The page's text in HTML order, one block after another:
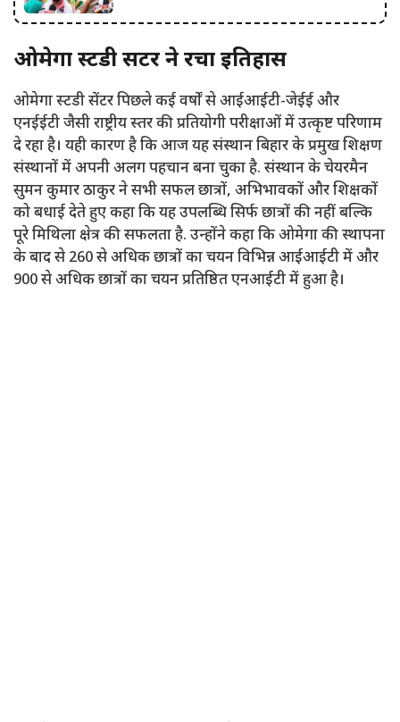
ओमेगा स्टडी सेंटर ने रचा इतिहास
ओमेगा स्टडी सेंटर पिछले कई वर्षों से आईआईटी-जेईई और
एनईईटी जैसी राष्ट्रीय स्तर की प्रतियोगी परीक्षाओं में उत्कृष्ट परिणाम
दे रहा है। यही कारण है कि आज यह संस्थान बिहार के प्रमुख शिक्षण
संस्थानों में अपनी अलग पहचान बना चुका है. संस्थान के चेयरमैन
सुमन कुमार ठाकुर ने सभी सफल छात्रों, अभिभावकों और शिक्षकों
को बधाई देते हुए कहा कि यह उपलब्धि सिर्फ छात्रों की नहीं बल्कि
पूरे मिथिला क्षेत्र की सफलता है. उन्होंने कहा कि ओमेगा की स्थापना
के बाद से 260 से अधिक छात्रों का चयन विभिन्न आईआईटी में और
900 से अधिक छात्रों का चयन प्रतिष्ठित एनआईटी में हुआ है।